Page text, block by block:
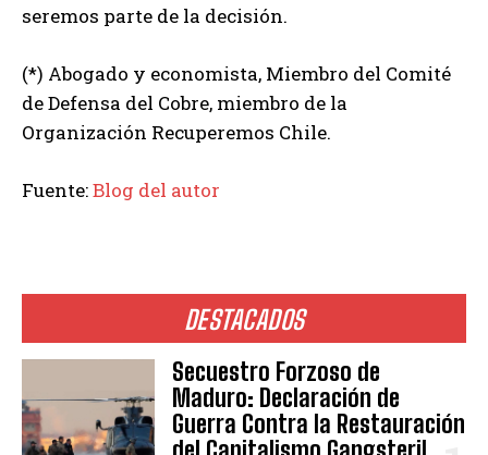
DESTACADOS
Secuestro Forzoso de
Maduro: Declaración de
Guerra Contra la Restauración
seremos parte de la decisión.
(*) Abogado y economista, Miembro del Comité
de Defensa del Cobre, miembro de la
Organización Recuperemos Chile.
Fuente:Blog del autor